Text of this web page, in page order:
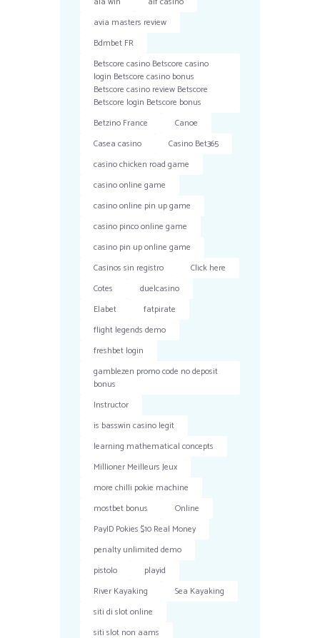
avia masters review
Bdmbet FR
Betscore casino Betscore casino
login Betscore casino bonus
Betscore casino review Betscore
Betscore login Betscore bonus
Betzino France
Canoe
Casea casino
Casino Bet365
casino chicken road game
casino online game
casino online pin up game
casino pinco online game
casino pin up online game
Casinos sin registro
Click here
Cotes
duelcasino
Elabet
fatpirate
flight legends demo
freshbet login
gamblezen promo code no deposit
bonus
Instructor
is basswin casino legit
learning mathematical concepts
Millioner Meilleurs Jeux
more chilli pokie machine
mostbet bonus
Online
PayID Pokies $10 Real Money
penalty unlimited demo
pistolo
playid
River Kayaking
Sea Kayaking
siti di slot online
siti slot non aams